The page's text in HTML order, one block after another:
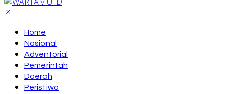
Home
Nasional
Adventorial
Pemerintah
Daerah
Peristiwa